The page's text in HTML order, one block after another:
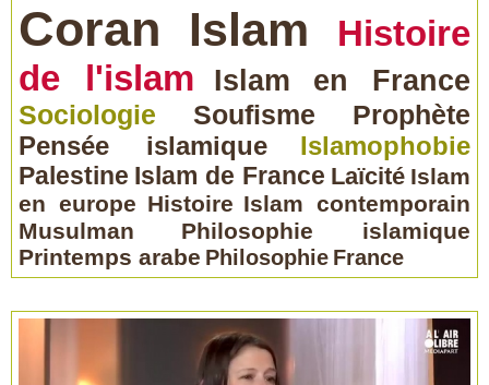
Coran Islam
Histoire
de l'islam
Islam en France
Sociologie Soufisme
Prophète
Pensée islamique
Islamophobie
Palestine Islam de France Laïcité Islam
en europe Histoire Islam contemporain
Musulman
Philosophie islamique
Printemps arabe Philosophie France